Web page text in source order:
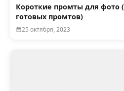
Короткие промты для фото
готовых промтов)
25 октября, 2023